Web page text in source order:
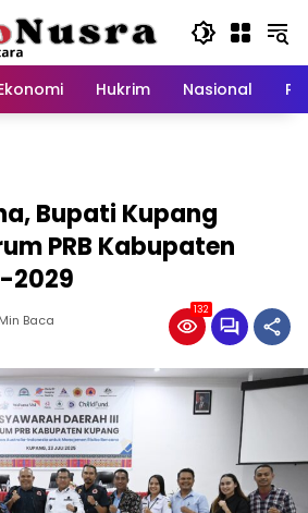
Hukrim Nasional
Bupati Kupang
PRB Kabupaten
2029
Baca
132